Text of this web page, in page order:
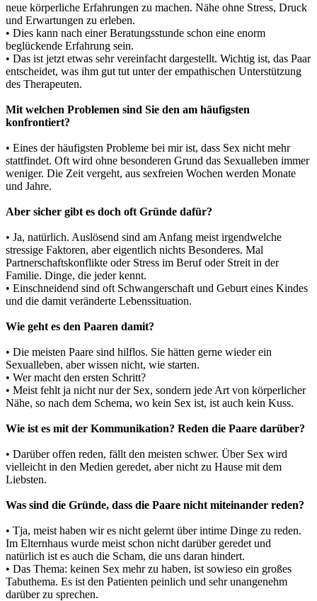
neue körperliche Erfahrungen zu machen. Nähe ohne Stress, Druck
und Erwartungen zu erleben.
• Dies kann nach einer Beratungsstunde schon eine enorm
beglückende Erfahrung sein.
• Das ist jetzt etwas sehr vereinfacht dargestellt. Wichtig ist, das Paar
entscheidet, was ihm gut tut unter der empathischen Unterstützung
des Therapeuten.
Mit welchen Problemen sind Sie den am häufigsten
konfrontiert?
• Eines der häufigsten Probleme bei mir ist, dass Sex nicht mehr
stattfindet. Oft wird ohne besonderen Grund das Sexualleben immer
weniger. Die Zeit vergeht, aus sexfreien Wochen werden Monate
und Jahre.
Aber sicher gibt es doch oft Gründe dafür?
• Ja, natürlich. Auslösend sind am Anfang meist irgendwelche
stressige Faktoren, aber eigentlich nichts Besonderes. Mal
Partnerschaftskonflikte oder Stress im Beruf oder Streit in der
Familie. Dinge, die jeder kennt.
• Einschneidend sind oft Schwangerschaft und Geburt eines Kindes
und die damit veränderte Lebenssituation.
Wie geht es den Paaren damit?
• Die meisten Paare sind hilflos. Sie hätten gerne wieder ein
Sexualleben, aber wissen nicht, wie starten.
• Wer macht den ersten Schritt?
• Meist fehlt ja nicht nur der Sex, sondern jede Art von körperlicher
Nähe, so nach dem Schema, wo kein Sex ist, ist auch kein Kuss.
Wie ist es mit der Kommunikation? Reden die Paare darüber?
• Darüber offen reden, fällt den meisten schwer. Über Sex wird
vielleicht in den Medien geredet, aber nicht zu Hause mit dem
Liebsten.
Was sind die Gründe, dass die Paare nicht miteinander reden?
• Tja, meist haben wir es nicht gelernt über intime Dinge zu reden.
Im Elternhaus wurde meist schon nicht darüber geredet und
natürlich ist es auch die Scham, die uns daran hindert.
• Das Thema: keinen Sex mehr zu haben, ist sowieso ein großes
Tabuthema. Es ist den Patienten peinlich und sehr unangenehm
darüber zu sprechen.